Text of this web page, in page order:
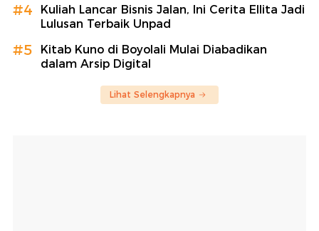
#4
Kuliah Lancar Bisnis Jalan, Ini Cerita Ellita Jadi
Lulusan Terbaik Unpad
#5
Kitab Kuno di Boyolali Mulai Diabadikan
dalam Arsip Digital
Lihat Selengkapnya